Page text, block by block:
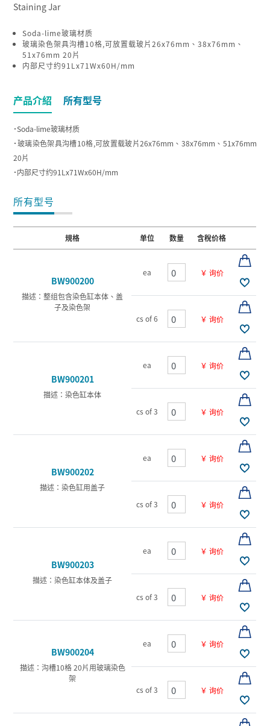
Staining Jar
Soda-lime玻璃材质
玻璃染色架具沟槽10格,可放置载玻片26x76mm、38x76mm、
51x76mm 20片
内部尺寸约91Lx71Wx60H/mm
产品介紹 所有型号
˙Soda-lime玻璃材质
˙玻璃染色架具沟槽10格,可放置载玻片26x76mm、38x76mm、51x76mm
20片
˙内部尺寸约91Lx71Wx60H/mm
所有型号
規格 单位 数量 含稅价格
BW900200
描述：整组包含染色缸本体、盖
子及染色架
ea ￥ 询价
cs of 6 ￥ 询价
BW900201
描述：染色缸本体
ea ￥ 询价
cs of 3 ￥ 询价
BW900202
描述：染色缸用盖子
ea ￥ 询价
cs of 3 ￥ 询价
BW900203
描述：染色缸本体及盖子
ea ￥ 询价
cs of 3 ￥ 询价
BW900204
描述：沟槽10格 20片用玻璃染色
架
ea ￥ 询价
cs of 3 ￥ 询价